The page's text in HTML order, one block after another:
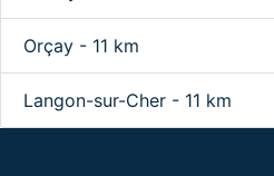
Orçay - 11 km
Langon-sur-Cher - 11 km